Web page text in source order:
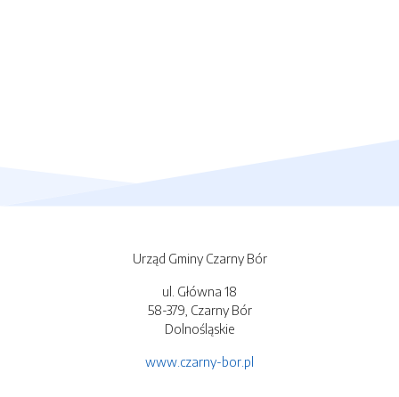
Urząd Gminy Czarny Bór
ul. Główna 18
58-379, Czarny Bór
Dolnośląskie
www.czarny-bor.pl